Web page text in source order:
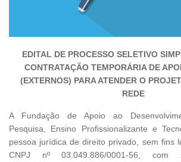
EDITAL DE PROCESSO SELETIVO
CONTRATAÇÃO TEMPORÁRIA DE
(EXTERNOS) PARA ATENDER O
REDE
A Fundação de Apoio ao
Pesquisa, Ensino Profissionalizante e
pessoa jurídica de direito privado, sem fins
CNPJ nº 03.049.886/0001-56,